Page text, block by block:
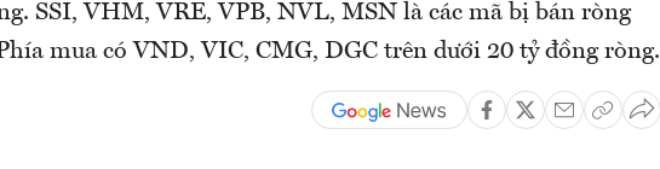
SSI, VHM, VRE, VPB, NVL, MSN là các mã bị bán ròng
mua có VND, VIC, CMG, DGC trên dưới 20 tỷ đồng ròng.